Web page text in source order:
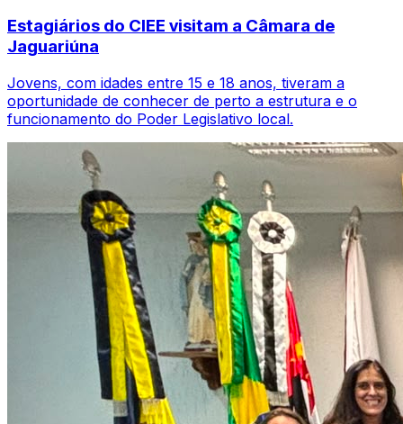
Estagiários do CIEE visitam a Câmara de
Jaguariúna
Jovens, com idades entre 15 e 18 anos, tiveram a
oportunidade de conhecer de perto a estrutura e o
funcionamento do Poder Legislativo local.